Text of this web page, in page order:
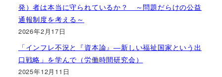
発）者は本当に守られているか？ ～問題だらけの公益
通報制度を考える～
2026年2月17日
「インフレ不況と『資本論』―新しい福祉国家という出
口戦略」を学んで（労働時間研究会）
2025年12月11日